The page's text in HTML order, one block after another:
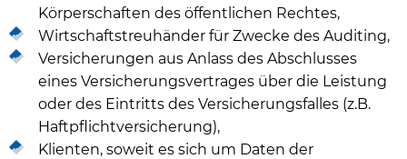
Körperschaften des öffentlichen Rechtes,
Wirtschaftstreuhänder für Zwecke des Auditing,
Versicherungen aus Anlass des Abschlusses
eines Versicherungsvertrages über die Leistung
oder des Eintritts des Versicherungsfalles (z.B.
Haftpflichtversicherung),
Klienten, soweit es sich um Daten der